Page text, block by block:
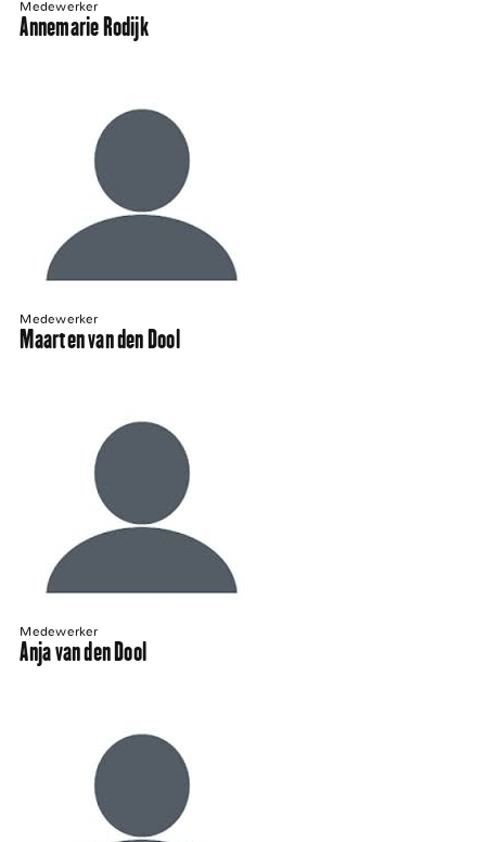
Medewerker
Annemarie Rodijk
Medewerker
Maarten van den Dool
Medewerker
Anja van den Dool